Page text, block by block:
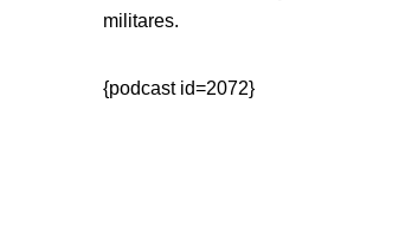
militares.
{podcast id=2072}